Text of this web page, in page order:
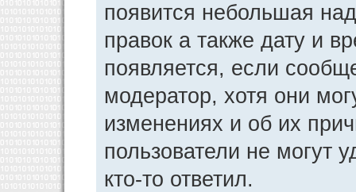
появится небольшая
правок а также дату и
появляется, если
модератор, хотя они
изменениях и об их
пользователи не могут
кто-то ответил.